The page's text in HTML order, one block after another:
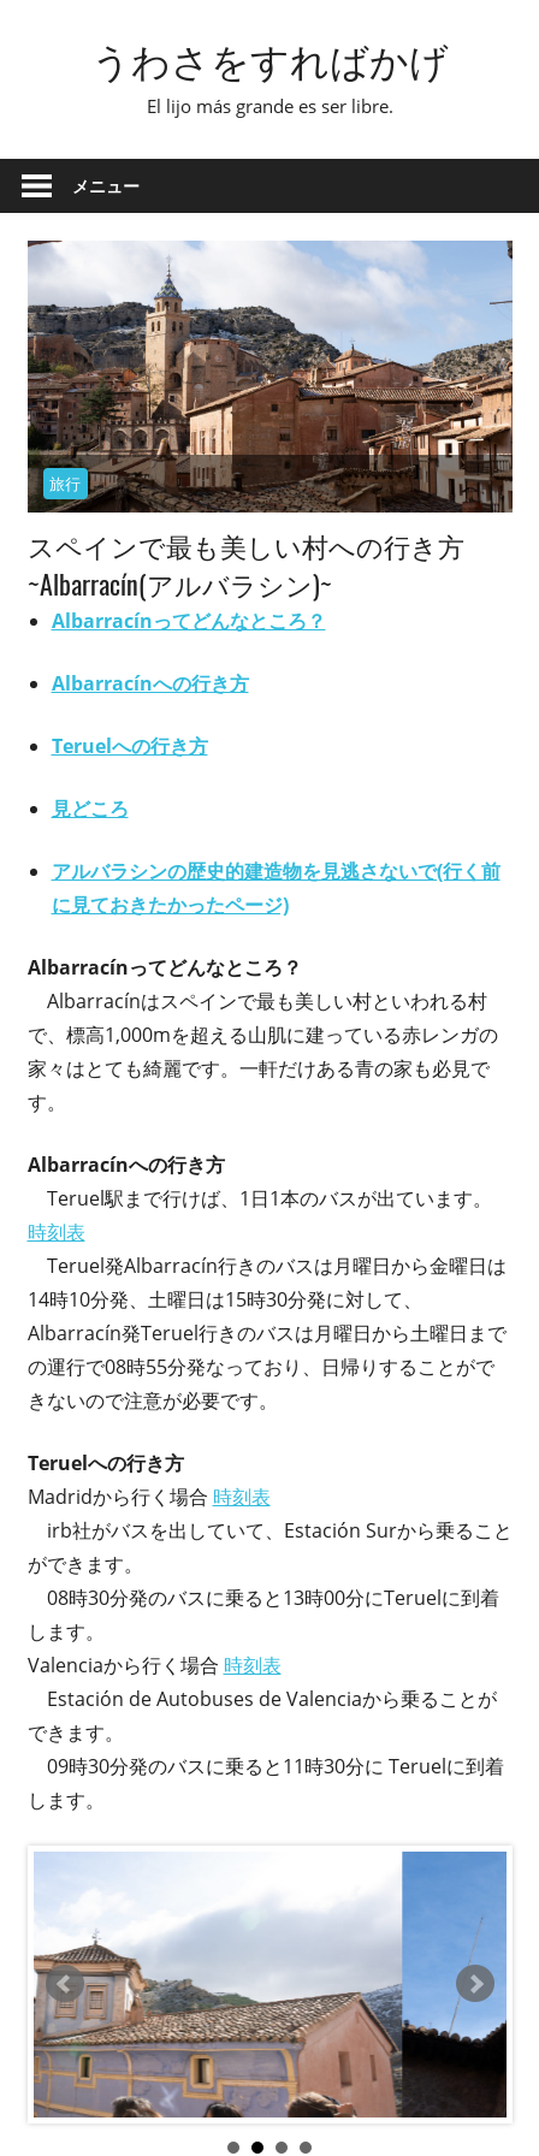
うわさをすればかげ
El lijo más grande es ser libre.
メニュー
旅行
スペインで最も美しい村への行き方
~Albarracín(アルバラシン)~
Albarracínってどんなところ？
Albarracínへの行き方
Teruelへの行き方
見どころ
アルバラシンの歴史的建造物を見逃さないで(行く前
に見ておきたかったページ)
Albarracínってどんなところ？
Albarracínはスペインで最も美しい村といわれる村
で、標高1,000mを超える山肌に建っている赤レンガの
家々はとても綺麗です。一軒だけある青の家も必見で
す。
Albarracínへの行き方
Teruel駅まで行けば、1日1本のバスが出ています。
時刻表
Teruel発Albarracín行きのバスは月曜日から金曜日は
14時10分発、土曜日は15時30分発に対して、
Albarracín発Teruel行きのバスは月曜日から土曜日まで
の運行で08時55分発なっており、日帰りすることがで
きないので注意が必要です。
Teruelへの行き方
Madridから行く場合 時刻表
irb社がバスを出していて、Estación Surから乗ること
ができます。
08時30分発のバスに乗ると13時00分にTeruelに到着
します。
Valenciaから行く場合 時刻表
Estación de Autobuses de Valenciaから乗ることが
できます。
09時30分発のバスに乗ると11時30分に Teruelに到着
します。